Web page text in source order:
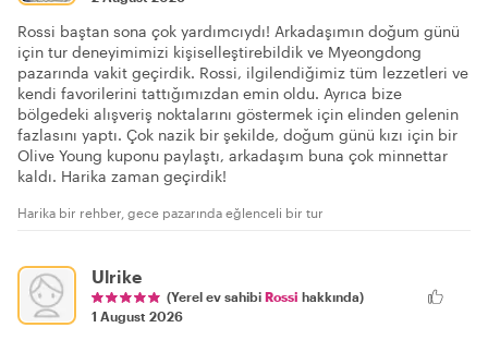
Rossi baştan sona çok yardımcıydı! Arkadaşımın doğum günü
için tur deneyimimizi kişiselleştirebildik ve Myeongdong
pazarında vakit geçirdik. Rossi, ilgilendiğimiz tüm lezzetleri ve
kendi favorilerini tattığımızdan emin oldu. Ayrıca bize
bölgedeki alışveriş noktalarını göstermek için elinden gelenin
fazlasını yaptı. Çok nazik bir şekilde, doğum günü kızı için bir
Olive Young kuponu paylaştı, arkadaşım buna çok minnettar
kaldı. Harika zaman geçirdik!
Harika bir rehber, gece pazarında eğlenceli bir tur
Ulrike
(Yerel ev sahibi Rossi hakkında)
1 August 2026